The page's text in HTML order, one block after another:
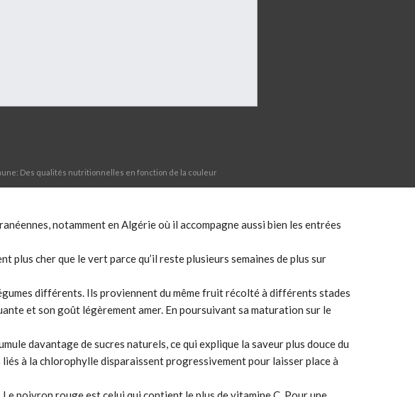
Des qualités nutritionnelles en fonction de la couleur
notamment en Algérie où il accompagne aussi bien les entrées
cher que le vert parce qu’il reste plusieurs semaines de plus sur
différents. Ils proviennent du même fruit récolté à différents stades
et son goût légèrement amer. En poursuivant sa maturation sur le
davantage de sucres naturels, ce qui explique la saveur plus douce du
à la chlorophylle disparaissent progressivement pour laisser place à